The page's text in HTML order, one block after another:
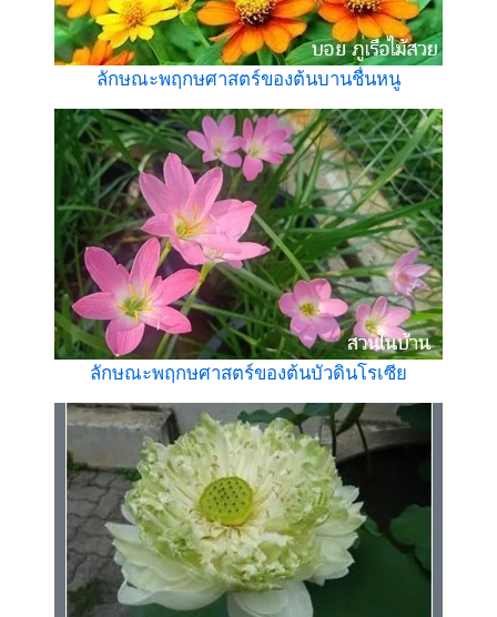
ลักษณะพฤกษศาสตร์ของต้นบานชื่นหนู
ลักษณะพฤกษศาสตร์ของต้นบัวดินโรเซีย